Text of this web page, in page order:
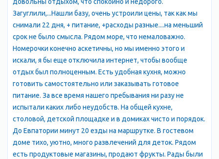
грязелечебницами. Центральный пляж поселка Заозерное -
бесплатный, чистый, со всеми удобствами. Тех, кто хочет
отдохнуть в районе Заозерное дикарем, привлекают пустые
песчаные пляжи между Заозерным и Молочным, дикий
(Солдатский) пляж в Заозерном. Инфраструктура поселка
хорошо развита, имеются небольшие магазинчики, кафе, бары,
рынки, дискотеки, отделения банков, различные морские
развлечения для детей и взрослых. Поселок Заозерное, Крым,
расположен в 15 минутах езды от центра Евпатории, так что
если во время спокойного отдыха в Заозерном Вам захочется
развлечься, Вы можете посетить евпаторические ночные
дискотеки, посетить различные аттракционы или совершить
экскурсию в любой уголок Крыма.
довольны отдыхом, что спокойно и недорого.
Загуглили,...Нашли базу, очень устроили цены, так как мы
снимали 22 дня, + питание, +расходы разные....на меньший
срок не было смысла. Рядом море, что немаловажно.
Номерочки конечно аскетичны, но мы именно этого и
искали, я бы еще отключила интернет, чтобы вообще
отдых был полноценным. Есть удобная кухня, можно
готовить самостоятельно или заказывать готовое
питание. За все время нашего пребывания ни разу не
испытали каких либо неудобств. На общей кухне,
столовой, детской площадке и в домиках чисто и порядок.
До Евпатории минут 20 езды на маршрутке. В гостевом
доме тихо, уютно, много развлечений для деток. Рядом
есть продуктовые магазины, продают фрукты. Рады были